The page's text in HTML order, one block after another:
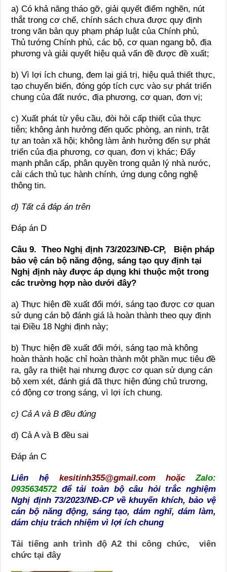
a) Có khả năng tháo gỡ, giải quyết điểm nghẽn, nút
thắt trong cơ chế, chính sách chưa được quy định
trong văn bản quy phạm pháp luật của Chính phủ,
Thủ tướng Chính phủ, các bộ, cơ quan ngang bộ, địa
phương và giải quyết hiệu quả vấn đề được đề xuất;
b) Vì lợi ích chung, đem lại giá trị, hiệu quả thiết thực,
tạo chuyển biến, đóng góp tích cực vào sự phát triển
chung của đất nước, địa phương, cơ quan, đơn vị;
c) Xuất phát từ yêu cầu, đòi hỏi cấp thiết của thực
tiễn; không ảnh hưởng đến quốc phòng, an ninh, trật
tự an toàn xã hội; không làm ảnh hưởng đến sự phát
triển của địa phương, cơ quan, đơn vị khác; Đẩy
mạnh phân cấp, phân quyền trong quản lý nhà nước,
cải cách thủ tục hành chính, ứng dụng công nghệ
thông tin.
d) Tất cả đáp án trên
Đáp án D
Câu 9. Theo Nghị định 73/2023/NĐ-CP,
Biện pháp
bảo vệ cán bộ năng động, sáng tạo quy định tại
Nghị định này được áp dụng khi thuộc một trong
các trường hợp nào dưới đây?
a) Thực hiện đề xuất đổi mới, sáng tạo được cơ quan
sử dụng cán bộ đánh giá là hoàn thành theo quy định
tại Điều 18 Nghị định này;
b) Thực hiện đề xuất đổi mới, sáng tạo mà không
hoàn thành hoặc chỉ hoàn thành một phần mục tiêu đề
ra, gây ra thiệt hại nhưng được cơ quan sử dụng cán
bộ xem xét, đánh giá đã thực hiện đúng chủ trương,
có động cơ trong sáng, vì lợi ích chung.
c) Cả A và B đều đúng
d) Cả A và B đều sai
Đáp án C
Liên hệ kesitinh355@gmail.com hoặcZalo:
0935634572 để tải toàn bộ câu hỏi trắc nghiệm
Nghị định 73/2023/NĐ-CP về khuyến khích, bảo vệ
cán bộ năng động, sáng tạo, dám nghĩ, dám làm,
dám chịu trách nhiệm vì lợi ích chung
Tải tiếng anh trình độ A2 thi công chức, viên
chức tại đây